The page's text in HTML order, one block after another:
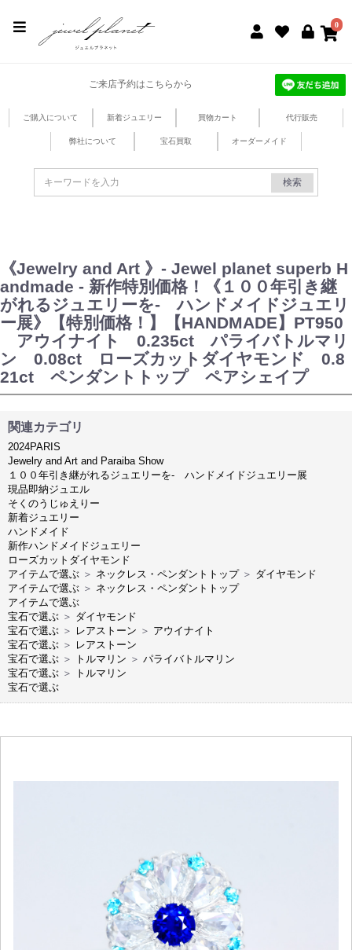
0
ご来店予約はこちらから
ご購入について 新着ジュエリー 買物カート 代行販売
弊社について 宝石買取 オーダーメイド
検索
《Jewelry and Art 》- Jewel planet superb H
andmade - 新作特別価格！《１００年引き継
がれるジュエリーを- ハンドメイドジュエリ
ー展》【特別価格！】【HANDMADE】PT950
アウイナイト 0.235ct パライバトルマリ
ン 0.08ct ローズカットダイヤモンド 0.8
21ct ペンダントトップ ペアシェイプ
関連カテゴリ
2024PARIS
Jewelry and Art and Paraiba Show
１００年引き継がれるジュエリーを- ハンドメイドジュエリー展
現品即納ジュエル
そくのうじゅえりー
新着ジュエリー
ハンドメイド
新作ハンドメイドジュエリー
ローズカットダイヤモンド
アイテムで選ぶ ＞ ネックレス・ペンダントトップ ＞ ダイヤモンド
アイテムで選ぶ ＞ ネックレス・ペンダントトップ
アイテムで選ぶ
宝石で選ぶ ＞ ダイヤモンド
宝石で選ぶ ＞ レアストーン ＞ アウイナイト
宝石で選ぶ ＞ レアストーン
宝石で選ぶ ＞ トルマリン ＞ パライバトルマリン
宝石で選ぶ ＞
トルマリン
宝石で選ぶ